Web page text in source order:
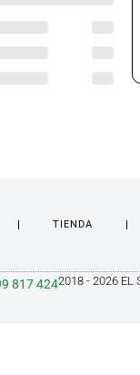
TIENDA
817 4242018 - 2026 EL